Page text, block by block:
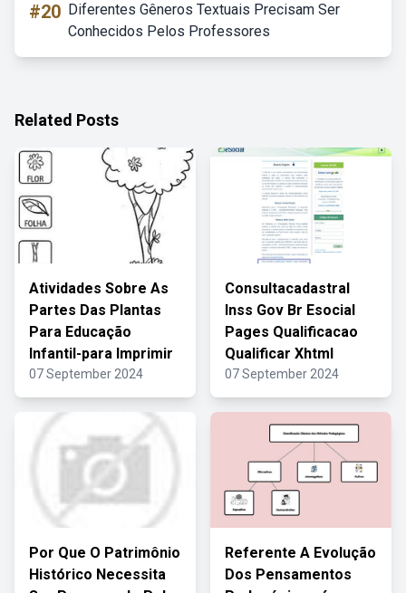
#20 Diferentes Gêneros Textuais Precisam Ser
Conhecidos Pelos Professores
Related Posts
Atividades Sobre As
Partes Das Plantas
Para Educação
Infantil-para Imprimir
07 September 2024
Consultacadastral
Inss Gov Br Esocial
Pages Qualificacao
Qualificar Xhtml
07 September 2024
Por Que O Patrimônio
Histórico Necessita
Referente A Evolução
Dos Pensamentos